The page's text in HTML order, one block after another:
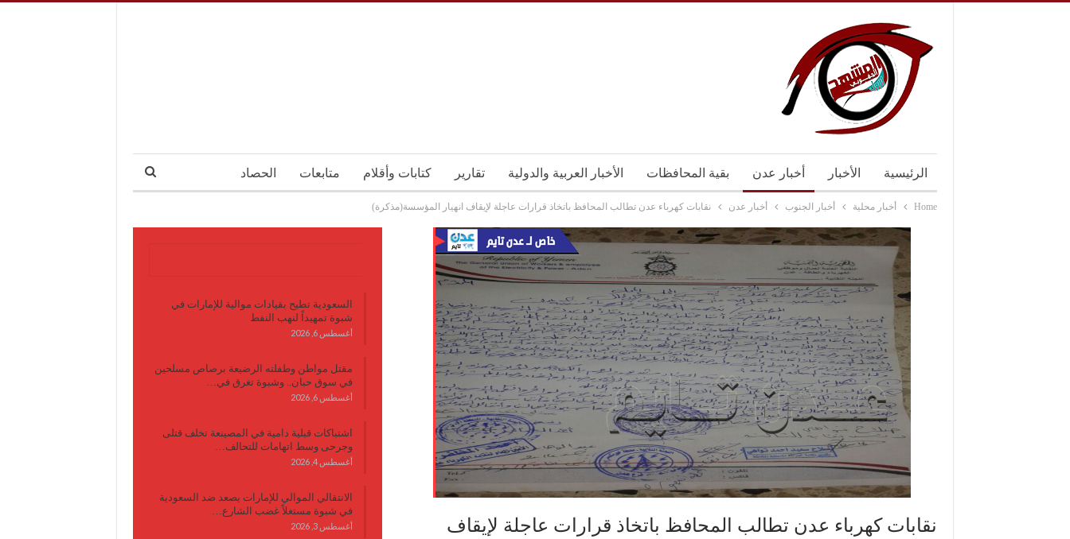
الرئيسية الأخبار أخبار عدن بقية المحافظات الأخبار العربية والدولية تقارير كتابات وأقلام متابعات الحصاد
Home أخبار محلية أخبار الجنوب أخبار عدن نقابات كهرباء عدن تطالب المحافظ باتخاذ قرارات عاجلة لإيقاف انهيار المؤسسة(مذكرة)
نقابات كهرباء عدن تطالب المحافظ باتخاذ قرارات عاجلة لإيقاف
السعودية تطيح بقيادات موالية للإمارات في
شبوة تمهيداً لنهب النفط
أغسطس 6, 2026
مقتل مواطن وطفلته الرضيعة برصاص مسلحين
في سوق حبان.. وشبوة تغرق في…
أغسطس 6, 2026
اشتباكات قبلية دامية في المصينعة تخلف قتلى
وجرحى وسط اتهامات للتحالف…
أغسطس 4, 2026
الانتقالي الموالي للإمارات يصعد ضد السعودية
في شبوة مستغلاً غضب الشارع…
أغسطس 3, 2026